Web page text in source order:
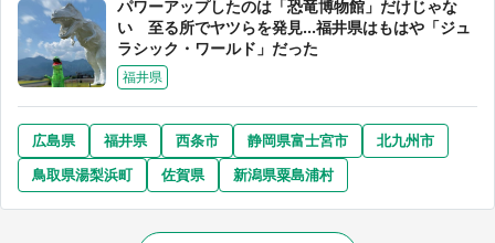
パワーアップしたのは「恐竜博物館」だけじゃな
い 至る所でヤツらを発見...福井県はもはや「ジュ
ラシック・ワールド」だった
福井県
広島県 福井県 西条市 静岡県富士宮市
北九州市
鳥取県湯梨浜町
佐賀県 新潟県粟島浦村